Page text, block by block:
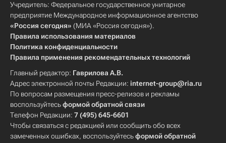
Учредитель: Федеральное государственное унитарное
предприятие Международное информационное агентство
«Россия сегодня» (МИА «Россия сегодня»).
Правила использования материалов
Политика конфиденциальности
Правила применения рекомендательных технологий
Главный редактор: Гаврилова А.В.
Адрес электронной почты Редакции: internet-group@ria.ru
По вопросам размещения пресс-релизов и рекламы
воспользуйтесьформой обратной связи
Телефон Редакции: 7 (495) 645-6601
Чтобы связаться с редакцией или сообщить обо всех
замеченных ошибках, воспользуйтесьформой обратной